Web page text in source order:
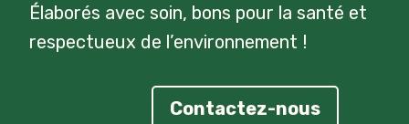
Élaborés avec soin, bons pour la santé et
respectueux de l’environnement !
Contactez-nous